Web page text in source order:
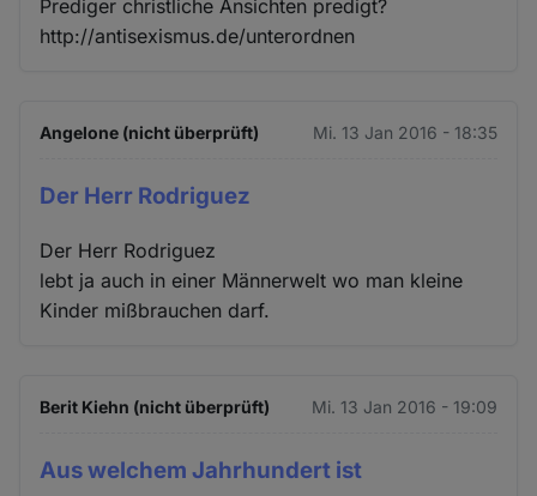
Prediger christliche Ansichten predigt?
http://antisexismus.de/unterordnen
Angelone (nicht überprüft) Mi. 13 Jan 2016 - 18:35
Der Herr Rodriguez
Der Herr Rodriguez
lebt ja auch in einer Männerwelt wo man kleine
Kinder mißbrauchen darf.
Berit Kiehn (nicht überprüft) Mi. 13 Jan 2016 - 19:09
Aus welchem Jahrhundert ist